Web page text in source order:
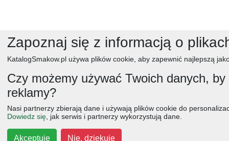
Zapoznaj się z informacją o
KatalogSmakow.pl używa plików cookie, aby zapewnić najlepszą
Czy możemy używać Twoich danych,
reklamy?
Nasi partnerzy zbierają dane i używają plików cookie do
Dowiedz się , jak serwis i partnerzy wykorzystują dane.
Akceptuję Nie, dziękuję